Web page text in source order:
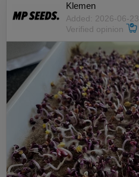
Klemen
Added: 2026-06-23
Verified opinion